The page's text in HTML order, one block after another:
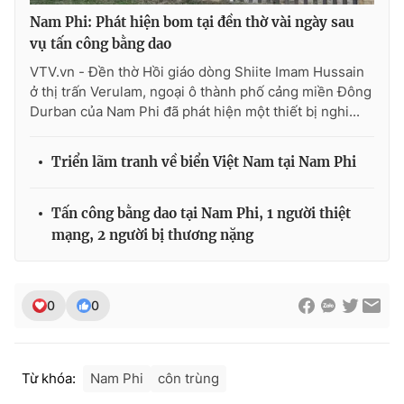
THỜI BÁO VTV
Cơ quan chủ quản:
Đài Truyền hình Việt Nam
Tổng đài VTV:024.38 355 931 - 024.38 355 932
Nam Phi: Phát hiện bom tại đền thờ vài ngày sau
vụ tấn công bằng dao
VTV.vn - Đền thờ Hồi giáo dòng Shiite Imam Hussain
ở thị trấn Verulam, ngoại ô thành phố cảng miền Đông
Durban của Nam Phi đã phát hiện một thiết bị nghi...
Triển lãm tranh về biển Việt Nam tại Nam Phi
Tấn công bằng dao tại Nam Phi, 1 người thiệt
mạng, 2 người bị thương nặng
0 0
Từ khóa: Nam Phi côn trùng